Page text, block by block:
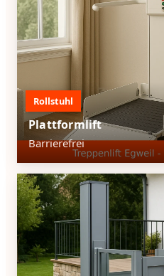
Rollstuhl
Plattformlift
Barrierefrei